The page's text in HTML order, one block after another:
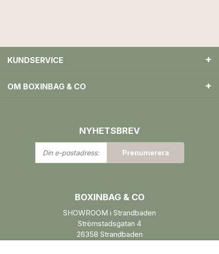
KUNDSERVICE
OM BOXINBAG & CO
NYHETSBREV
Din
e-
Prenumerera
BOXINBAG & CO
SHOWROOM i Strandbaden
Strömstadsgatan 4
26358 Strandbaden